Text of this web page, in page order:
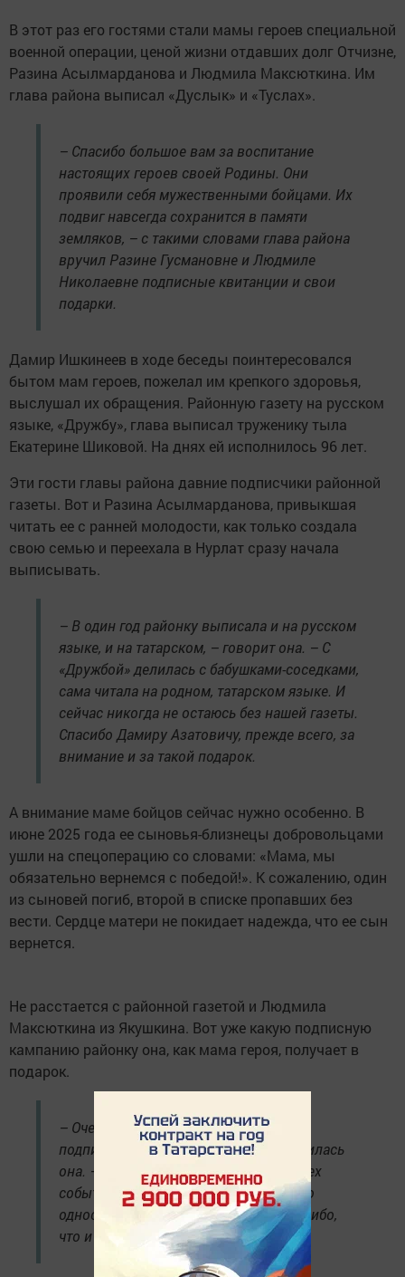
В этот раз его гостями стали мамы героев специальной
военной операции, ценой жизни отдавших долг Отчизне,
Разина Асылмарданова и Людмила Максюткина. Им
глава района выписал «Дуслык» и «Туслах».
– Спасибо большое вам за воспитание
настоящих героев своей Родины. Они
проявили себя мужественными бойцами. Их
подвиг навсегда сохранится в памяти
земляков, – с такими словами глава района
вручил Разине Гусмановне и Людмиле
Николаевне подписные квитанции и свои
подарки.
Дамир Ишкинеев в ходе беседы поинтересовался
бытом мам героев, пожелал им крепкого здоровья,
выслушал их обращения. Районную газету на русском
языке, «Дружбу», глава выписал труженику тыла
Екатерине Шиковой. На днях ей исполнилось 96 лет.
Эти гости главы района давние подписчики районной
газеты. Вот и Разина Асылмарданова, привыкшая
читать ее с ранней молодости, как только создала
свою семью и переехала в Нурлат сразу начала
выписывать.
– В один год районку выписала и на русском
языке, и на татарском, – говорит она. – С
«Дружбой» делилась с бабушками-соседками,
сама читала на родном, татарском языке. И
сейчас никогда не остаюсь без нашей газеты.
Спасибо Дамиру Азатовичу, прежде всего, за
внимание и за такой подарок.
А внимание маме бойцов сейчас нужно особенно. В
июне 2025 года ее сыновья-близнецы добровольцами
ушли на спецоперацию со словами: «Мама, мы
обязательно вернемся с победой!». К сожалению, один
из сыновей погиб, второй в списке пропавших без
вести. Сердце матери не покидает надежда, что ее сын
вернется.
Не расстается с районной газетой и Людмила
Максюткина из Якушкина. Вот уже какую подписную
кампанию районку она, как мама героя, получает в
подарок.
– Очень приятно и сегодня получить
подписку на любимую газету, – поделилась
она. – С газетой остаешься в курсе всех
событий в районе, бывает пишут и про
односельчан, наших тружеников. Спасибо,
что и сегодня пригласили.